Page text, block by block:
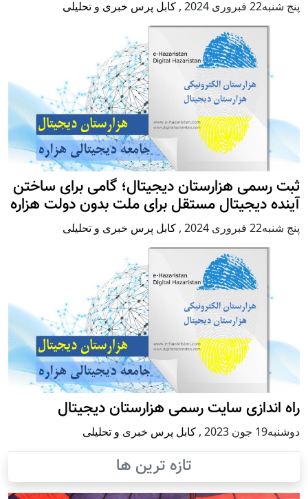
پنج شنبه22 فبروری 2024 , کابل پرس خبری و تحلیلی
ثبت رسمی هزارستان دیجیتال؛ گامی برای ساختن
آینده دیجیتال مستقل برای ملت بدون دولت هزاره
پنج شنبه22 فبروری 2024 , کابل پرس خبری و تحلیلی
راه اندازی سایت رسمی هزارستان دیجیتال
دوشنبه19 جون 2023 , کابل پرس خبری و تحلیلی
تازه ترین ها